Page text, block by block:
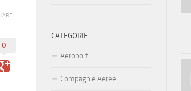
0
CATEGORIE
Aeroporti
Compagnie Aeree